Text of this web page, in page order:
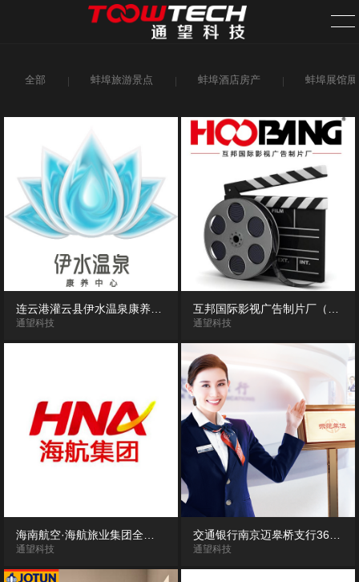
首页
案例中心
新闻资讯
需求发布
全国分站
全部 蚌埠旅游景点 蚌埠酒店房产 蚌埠展馆
通望科技 通望科技
通望科技 通望科技